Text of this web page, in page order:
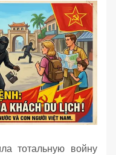
тотальную войну